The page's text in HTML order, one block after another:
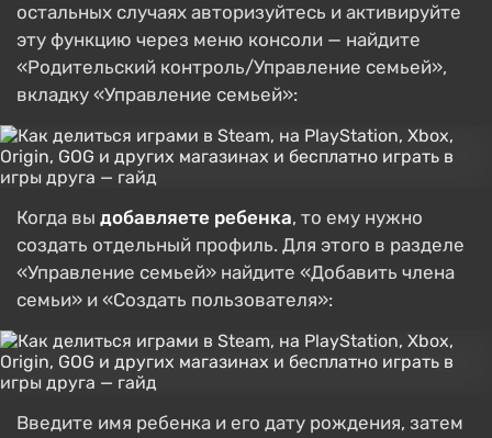
остальных случаях авторизуйтесь и активируйте
эту функцию через меню консоли — найдите
«Родительский контроль/Управление семьей»,
вкладку «Управление семьей»:
Когда вы добавляете ребенка, то ему нужно
создать отдельный профиль. Для этого в разделе
«Управление семьей» найдите «Добавить члена
семьи» и «Создать пользователя»:
Введите имя ребенка и его дату рождения, затем